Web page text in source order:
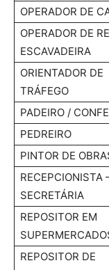
OPERADOR DE
OPERADOR DE
ESCAVADEIRA
ORIENTADOR DE
TRÁFEGO
PADEIRO /
PEDREIRO
PINTOR DE
RECEPCIONISTA
SECRETÁRIA
REPOSITOR EM
REPOSITOR DE